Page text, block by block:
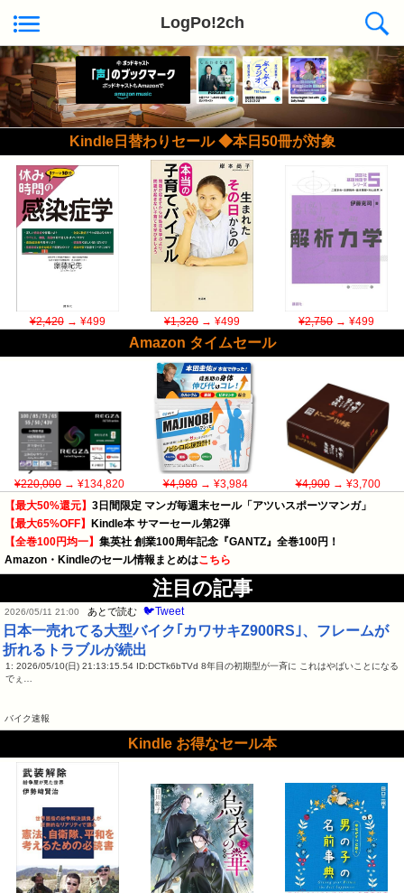
LogPo!2ch
Kindle日替わりセール ◆本日50冊が対象
¥2,420→ ¥499 ¥1,320→ ¥499 ¥2,750→ ¥499
Amazon タイムセール
¥220,000 → ¥134,820 ¥4,980→ ¥3,984 ¥4,900→ ¥3,700
【最大50%還元】 3日間限定 マンガ毎週末セール「アツいスポーツマンガ」
【最大65%OFF】 Kindle本 サマーセール第2弾
【全巻100円均一】 集英社 創業100周年記念『GANTZ』全巻100円！
Amazon・Kindleのセール情報まとめはこちら
注目の記事
2026/05/11 21:00 あとで読む 🐦Tweet
日本一売れてる大型バイク｢カワサキZ900RS｣、フレームが
折れるトラブルが続出
1: 2026/05/10(日) 21:13:15.54 ID:DCTk6bTVd 8年目の初期型が一斉に これはやばいことになる
でぇ…
バイク速報
Kindle お得なセール本